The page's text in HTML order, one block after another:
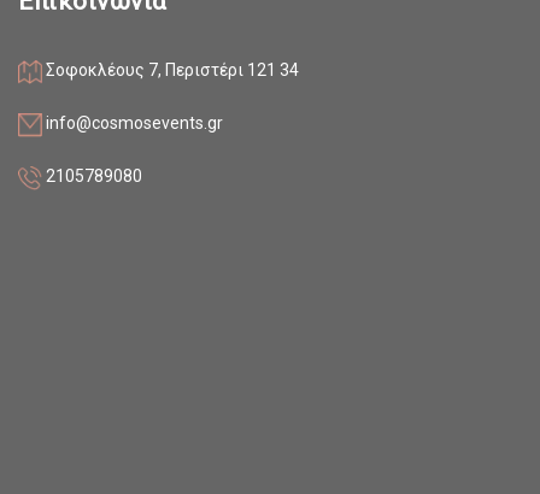
Σοφοκλέους 7, Περιστέρι 121 34
info@cosmosevents.gr
2105789080